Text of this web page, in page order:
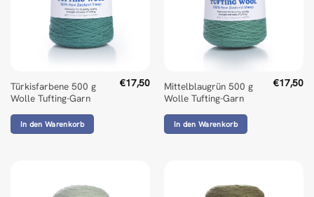
Türkisfarbene 500 g
Wolle Tufting-Garn
€17,50
In den Warenkorb
Mittelblaugrün 500 g
Wolle Tufting-Garn
€17,50
In den Warenkorb